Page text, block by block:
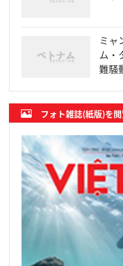
ミャ
ム・
難騒
フォト雑誌(紙版)を